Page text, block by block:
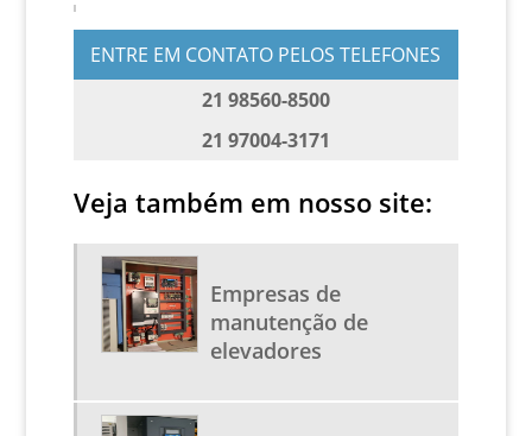
MANUTENÇÃO PREVENTIVA E CORRETIVA DE
ELEVADORES
REPARO DE ELEVADORES
SERVIÇO DE MANUTENÇÃO DE ELEVADORES
SERVIÇOS DE ELEVADORES
SERVIÇOS EM ESCADAS ROLANTES
MANUTENÇÃO DE ELEVADORES PREÇOS
ENTRE EM CONTATO PELOS TELEFONES
21 98560-8500
21 97004-3171
Veja também em nosso site:
Empresas de
manutenção de
elevadores